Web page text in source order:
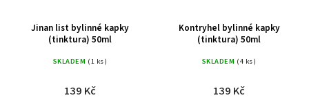
Jinan list bylinné kapky
(tinktura) 50ml
SKLADEM (1 ks)
139 Kč
Kontryhel bylinné kapky
(tinktura) 50ml
SKLADEM (4 ks)
139 Kč